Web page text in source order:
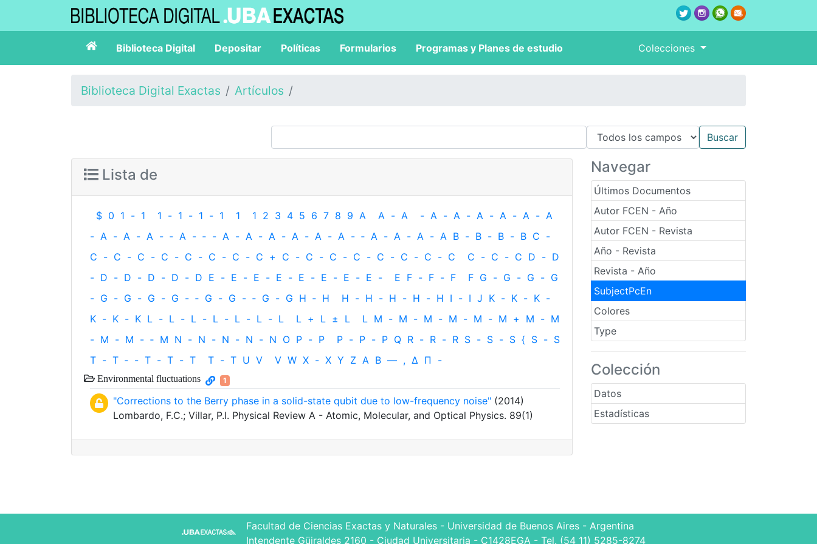
Biblioteca Digital Depositar Políticas Formularios Programas y Planes de estudio Colecciones
Biblioteca Digital Exactas Artículos
Navegar
Últimos Documentos
Autor FCEN - Año
Autor FCEN - Revista
Año - Revista
Revista - Año
SubjectPcEn
Colores
Type
Colección
Datos
Estadísticas
Lista de
$ 0 1 - 1 1 - 1 - 1 - 1 1 1 2 3 4 5 6 7 8 9 A A - A - A - A - A - A - A - A
- A - A - A - ‐ A - ‐ - A - A - A - A - A - A - ‐ A - A - A - A B - B - B - B C -
C - C - C - C - C - C - C - C + C - C - C - C - C - C - C - C C - C - C D - D
- D - D - D - D - D E - E - E - E - E - E - E - E - E F - F - F F G - G - G - G
- G - G - G - G - ‐ G - G - ‐ G - G H ‐ H H - H - H - H - H I - I J K - K - K -
K - K - K L - L - L - L - L - L - L L + L ± L L M - M - M - M - M - M + M - M
- M - M - ‐ M N - N - N - N - N O P - P P - P - P Q R - R - R S - S - S { S - S
T - T ‐ - T - T - T T - T U V V W X - X Y Z Α Β — , Δ Π -
Environmental fluctuations 1
"Corrections to the Berry phase in a solid-state qubit due to low-frequency noise" (2014)
Lombardo, F.C.; Villar, P.I. Physical Review A - Atomic, Molecular, and Optical Physics. 89(1)
Facultad de Ciencias Exactas y Naturales - Universidad de Buenos Aires - Argentina
Intendente Güiraldes 2160 - Ciudad Universitaria - C1428EGA - Tel. (54 11) 5285-8274